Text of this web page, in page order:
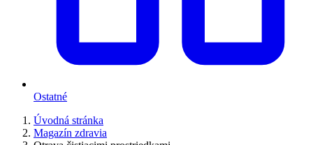
Ostatné
Úvodná stránka
Magazín zdravia